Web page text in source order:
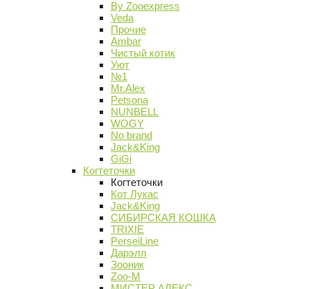
By Zooexpress
Veda
Прочие
Ambar
Чистый котик
Уют
№1
Mr.Alex
Petsona
NUNBELL
WOGY
No brand
Jack&King
GiGi
Когтеточки
Когтеточки
Кот Лукас
Jack&King
СИБИРСКАЯ КОШКА
TRIXIE
PerseiLine
Дарэлл
Зооник
Zoo-M